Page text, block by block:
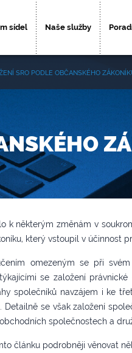
sídel Naše služby
SRO PODLE OBČANSKÉHO
k některým změnám v
který vstoupil v účinnost
omezeným se při
se založení
společníků navzájem i ke
Detailně se však založení
společnostech a
článku podrobněji věnovat